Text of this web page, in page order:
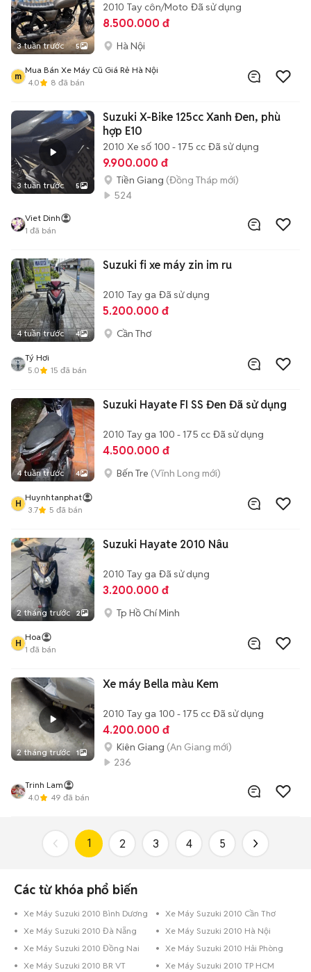
3 tuần trước 5
2010 Tay côn/Moto Đã sử dụng
8.500.000 đ
Hà Nội
m
Mua Bán Xe Máy Cũ Giá Rẻ Hà Nội
4.0
8 đã bán
3 tuần trước 5
Suzuki X-Bike 125cc Xanh Đen, phù
hợp E10
2010 Xe số 100 - 175 cc Đã sử dụng
9.900.000 đ
Tiền Giang (Đồng Tháp mới)
524
Viet Dinh
1 đã bán
4 tuần trước 4
Suzuki fi xe máy zin im ru
2010 Tay ga Đã sử dụng
5.200.000 đ
Cần Thơ
Tý Hơi
5.0
15 đã bán
4 tuần trước 4
Suzuki Hayate FI SS Đen Đã sử dụng
2010 Tay ga 100 - 175 cc Đã sử dụng
4.500.000 đ
Bến Tre (Vĩnh Long mới)
H
Huynhtanphat
3.7
5 đã bán
2 tháng trước 2
Suzuki Hayate 2010 Nâu
2010 Tay ga Đã sử dụng
3.200.000 đ
Tp Hồ Chí Minh
H
Hoa
1 đã bán
2 tháng trước 1
Xe máy Bella màu Kem
2010 Tay ga 100 - 175 cc Đã sử dụng
4.200.000 đ
Kiên Giang (An Giang mới)
236
Trinh Lam
4.0
49 đã bán
1 2 3 4 5
Các từ khóa phổ biến
Xe Máy Suzuki 2010 Bình Dương
Xe Máy Suzuki 2010 Cần Thơ
Xe Máy Suzuki 2010 Đà Nẵng
Xe Máy Suzuki 2010 Hà Nội
Xe Máy Suzuki 2010 Đồng Nai
Xe Máy Suzuki 2010 Hải Phòng
Xe Máy Suzuki 2010 BR VT
Xe Máy Suzuki 2010 TP HCM